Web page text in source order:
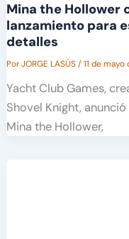
Mina the Hollower
lanzamiento para
detalles
PorJORGE LASÚS/11 de
Yacht Club Games,
Shovel Knight,
Mina the Hollower,